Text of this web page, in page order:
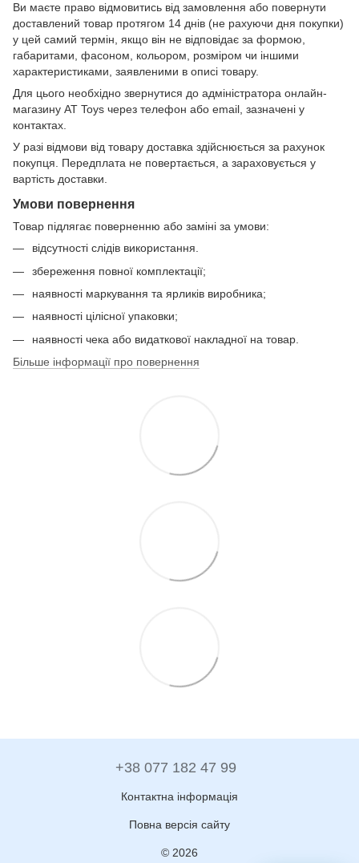
Ви маєте право відмовитись від замовлення або повернути
доставлений товар протягом 14 днів (не рахуючи дня покупки)
у цей самий термін, якщо він не відповідає за формою,
габаритами, фасоном, кольором, розміром чи іншими
характеристиками, заявленими в описі товару.
Для цього необхідно звернутися до адміністратора онлайн-
магазину AT Toys через телефон або email, зазначені у
контактах.
У разі відмови від товару доставка здійснюється за рахунок
покупця. Передплата не повертається, а зараховується у
вартість доставки.
Умови повернення
Товар підлягає поверненню або заміні за умови:
відсутності слідів використання.
збереження повної комплектації;
наявності маркування та ярликів виробника;
наявності цілісної упаковки;
наявності чека або видаткової накладної на товар.
Більше інформації про повернення
+38 077 182 47 99
Контактна інформація
Повна версія сайту
© 2026